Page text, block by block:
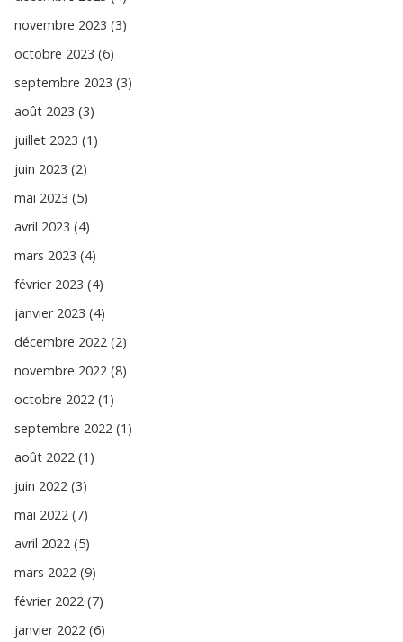
novembre 2023 (3)
octobre 2023 (6)
septembre 2023 (3)
août 2023 (3)
juillet 2023 (1)
juin 2023 (2)
mai 2023 (5)
avril 2023 (4)
mars 2023 (4)
février 2023 (4)
janvier 2023 (4)
décembre 2022 (2)
novembre 2022 (8)
octobre 2022 (1)
septembre 2022 (1)
août 2022 (1)
juin 2022 (3)
mai 2022 (7)
avril 2022 (5)
mars 2022 (9)
février 2022 (7)
janvier 2022 (6)